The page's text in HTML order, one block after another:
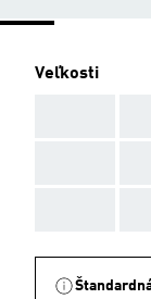
Veľkosti